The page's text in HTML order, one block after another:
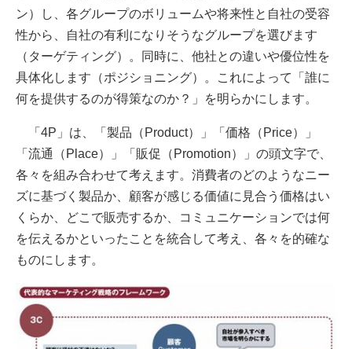
ン）し、各グループのボリュームや将来性と自社の受容
性から、自社の有利になりそうなグループを選びます
（ターゲティング）。同時に、他社との違いや優位性を
具体化します（ポジショニング）。これによって「誰に
何を提供するのが得策なのか？」を明らかにします。
「4P」は、「製品（Product）」「価格（Price）」
「流通（Place）」「販促（Promotion）」の頭文字で、
各々を組み合わせて考えます。消費者のどのようなニー
ズに基づく製品か、顧客が感じる価値に見合う価格はい
くらか、どこで販売するか、コミュニケーションでは何
を伝えるかといったことを統合して考え、各々を的確な
ものにします。